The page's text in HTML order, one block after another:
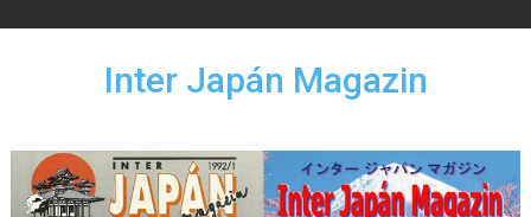
Inter Japán Magazin